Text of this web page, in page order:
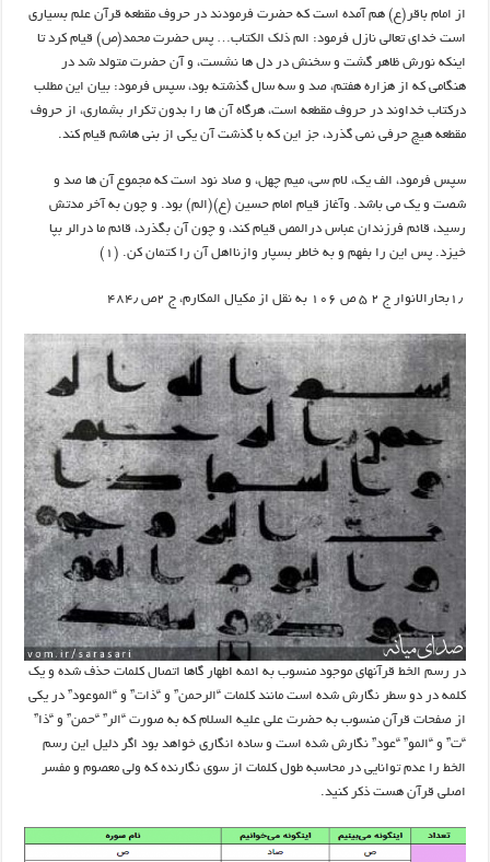
از امام باقر(ع) هم آمده است كه حضرت فرمودند در حروف مقطعه قرآن علم بسيارى
است خداى تعالى نازل فرمود: الم ذلك الكتاب… پس حضرت محمد(ص) قيام كرد تا
اينكه نورش ظاهر گشت و سخنش در دل ها نشست، و آن حضرت متولد شد در
هنگامى كه از هزاره هفتم، صد و سه سال گذشته بود، سپس فرمود: بيان اين مطلب
دركتاب خداوند در حروف مقطعه است، هرگاه آن ها را بدون تكرار بشمارى، از حروف
مقطعه هيچ حرفى نمي گذرد، جز اين كه با گذشت آن يكى از بنى هاشم قيام كند.
سپس فرمود، الف يك، لام سى، ميم چهل، و صاد نود است كه مجموع آن ها صد و
شصت و يك مى باشد. وآغاز قيام امام حسين (ع)(الم) بود. و چون به آخر مدتش
رسيد، قائم فرزندان عباس درالمص قيام كند، و چون آن بگذرد، قائم ما درالر بپا
خيزد. پس اين را بفهم و به خاطر بسپار وازنااهل آن را كتمان كن. (۱)
۱٫بحارالانوار ج ۲ ۵ ص ۱۰۶ به نقل از مكيال المکارم، ج ۲ص ۴۸۴٫
در رسم الخط قرآنهای موجود منسوب به ائمه اطهار گاها اتصال کلمات حذف شده و یک
کلمه در دو سطر نگارش شده است مانند کلمات “الرحمن” و “ذات” و “الموعود” در یکی
از صفحات قرآن منسوب به حضرت علی علیه السلام که به صورت “الر” “حمن” و “ذا”
“ت” و “المو” “عود” نگارش شده است و ساده انگاری خواهد بود اگر دلیل این رسم
الخط را عدم توانایی در محاسبه طول کلمات از سوی نگارنده که ولی معصوم و مفسر
اصلی قرآن هست ذکر کنید.